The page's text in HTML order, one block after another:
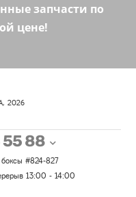
запчасти по
цене!
2026
55 88
боксы #824-827
13:00 - 14:00